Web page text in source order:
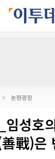
논현광장
임성호
戰)은